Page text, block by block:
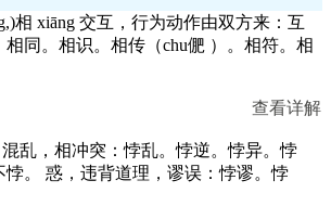
)相 xiāng 交互，行为动作由双方来：互
相同。相识。相传（chu俷 ）。相符。相
查看详解
混乱，相冲突：悖乱。悖逆。悖异。悖
悖。 惑，违背道理，谬误：悖谬。悖